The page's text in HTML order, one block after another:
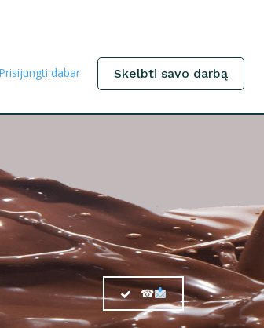
Prisijungti dabar Skelbti savo darbą
☎